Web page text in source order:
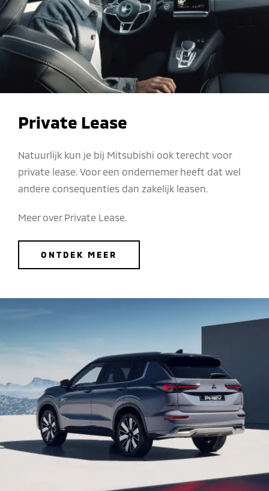
Private Lease
Natuurlijk kun je bij Mitsubishi ook terecht voor
private lease. Voor een ondernemer heeft dat wel
andere consequenties dan zakelijk leasen.
Meer over Private Lease.
ONTDEK MEER